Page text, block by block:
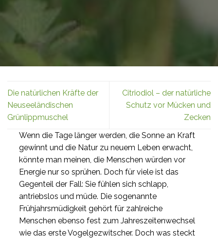
Wenn die Tage länger werden, die Sonne an Kraft
gewinnt und die Natur zu neuem Leben erwacht,
könnte man meinen, die Menschen würden vor
Energie nur so sprühen. Doch für viele ist das
Gegenteil der Fall: Sie fühlen sich schlapp,
antriebslos und müde. Die sogenannte
Frühjahrsmüdigkeit gehört für zahlreiche
Menschen ebenso fest zum Jahreszeitenwechsel
wie das erste Vogelgezwitscher. Doch was steckt
Die natürlichen Kräfte der
Neuseeländischen
Grünlippmuschel
Citriodiol – der natürliche
Schutz vor Mücken und
Zecken